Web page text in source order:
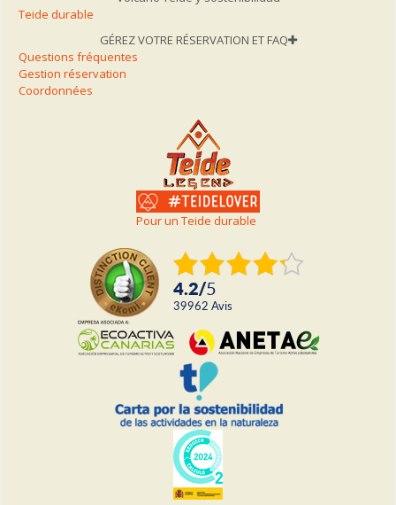
Teide durable
GÉREZ VOTRE RÉSERVATION ET FAQ
Questions fréquentes
Gestion réservation
Coordonnées
Pour un Teide durable
4.2/5
39962 avis